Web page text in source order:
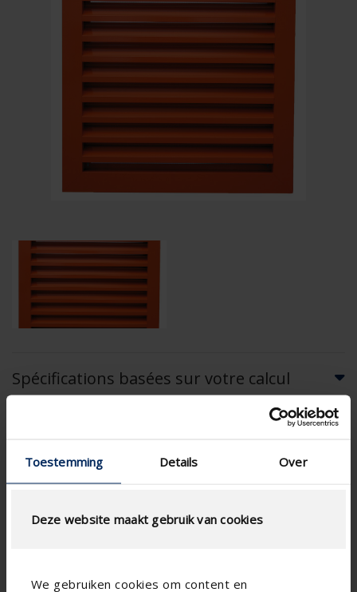
Toestemming Details Over
Deze website maakt gebruik van cookies
We gebruiken cookies om content en
Spécifications basées sur votre calcul
CALCUL DU DÉBIT D'AIR